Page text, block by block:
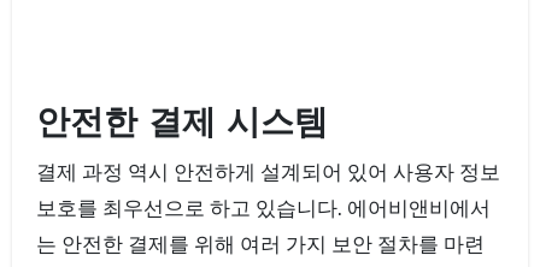
안전한 결제 시스템
결제 과정 역시 안전하게 설계되어 있어 사용자 정보
보호를 최우선으로 하고 있습니다. 에어비앤비에서
는 안전한 결제를 위해 여러 가지 보안 절차를 마련